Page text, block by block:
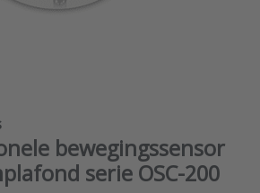
bewegingssensor
serie OSC-200